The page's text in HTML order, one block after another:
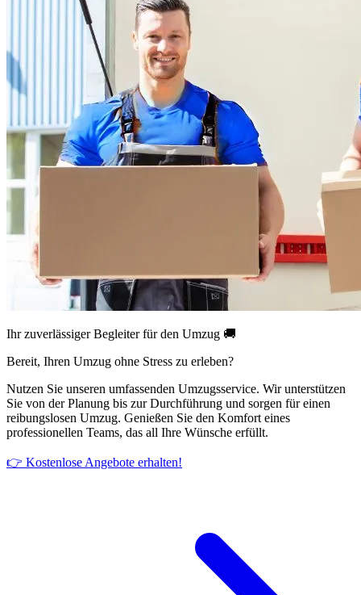
Ihr zuverlässiger Begleiter für den Umzug 🚚
Bereit, Ihren Umzug ohne Stress zu erleben?
Nutzen Sie unseren umfassenden Umzugsservice. Wir unterstützen
Sie von der Planung bis zur Durchführung und sorgen für einen
reibungslosen Umzug. Genießen Sie den Komfort eines
professionellen Teams, das all Ihre Wünsche erfüllt.
👉 Kostenlose Angebote erhalten!